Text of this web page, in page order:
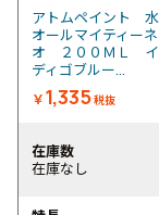
アトムペイント
オールマイティーネ
オ ２００ＭＬ
ディゴブルー...
￥1,335税抜
在庫数
在庫なし